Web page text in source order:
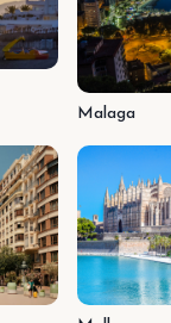
Malaga